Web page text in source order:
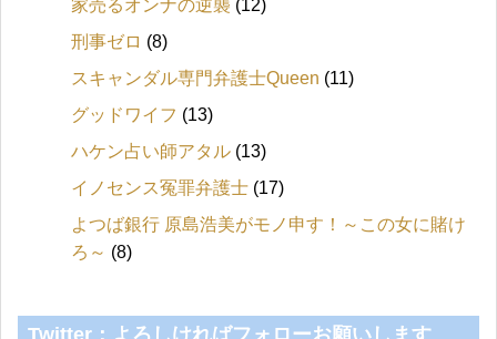
家売るオンナの逆襲 (12)
刑事ゼロ (8)
スキャンダル専門弁護士Queen (11)
グッドワイフ (13)
ハケン占い師アタル (13)
イノセンス冤罪弁護士 (17)
よつば銀行 原島浩美がモノ申す！～この女に賭け
ろ～ (8)
Twitter：よろしければフォローお願いします